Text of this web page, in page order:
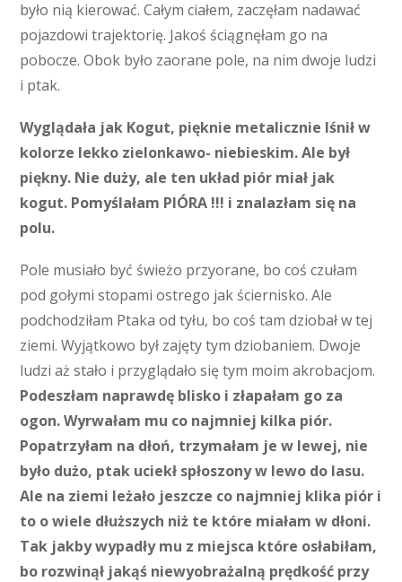
było nią kierować. Całym ciałem, zaczęłam nadawać
pojazdowi trajektorię. Jakoś ściągnęłam go na
pobocze. Obok było zaorane pole, na nim dwoje ludzi
i ptak.
Wyglądała jak Kogut, pięknie metalicznie lśnił w
kolorze lekko zielonkawo- niebieskim. Ale był
piękny. Nie duży, ale ten układ piór miał jak
kogut. Pomyślałam PIÓRA !!! i znalazłam się na
polu.
Pole musiało być świeżo przyorane, bo coś czułam
pod gołymi stopami ostrego jak ściernisko. Ale
podchodziłam Ptaka od tyłu, bo coś tam dziobał w tej
ziemi. Wyjątkowo był zajęty tym dziobaniem. Dwoje
ludzi aż stało i przyglądało się tym moim akrobacjom.
Podeszłam naprawdę blisko i złapałam go za
ogon. Wyrwałam mu co najmniej kilka piór.
Popatrzyłam na dłoń, trzymałam je w lewej, nie
było dużo, ptak uciekł spłoszony w lewo do lasu.
Ale na ziemi leżało jeszcze co najmniej klika piór i
to o wiele dłuższych niż te które miałam w dłoni.
Tak jakby wypadły mu z miejsca które osłabiłam,
bo rozwinął jakąś niewyobrażalną prędkość przy